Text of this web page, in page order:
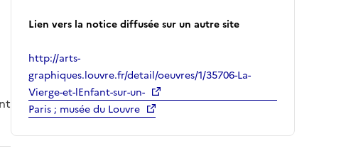
Lien vers la notice diffusée sur un autre site
http://arts-
graphiques.louvre.fr/detail/oeuvres/1/35706-La-
Vierge-et-lEnfant-sur-un-
Paris ; musée du Louvre